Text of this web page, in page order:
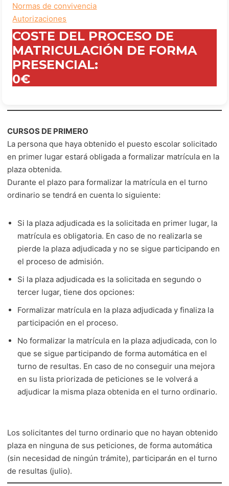
Normas de convivencia
Autorizaciones
COSTE DEL PROCESO DE
MATRICULACIÓN DE FORMA
PRESENCIAL:
0€
CURSOS DE PRIMERO
La persona que haya obtenido el puesto escolar solicitado
en primer lugar estará obligada a formalizar matrícula en la
plaza obtenida.
Durante el plazo para formalizar la matrícula en el turno
ordinario se tendrá en cuenta lo siguiente:
Si la plaza adjudicada es la solicitada en primer lugar, la
matrícula es obligatoria. En caso de no realizarla se
pierde la plaza adjudicada y no se sigue participando en
el proceso de admisión.
Si la plaza adjudicada es la solicitada en segundo o
tercer lugar, tiene dos opciones:
Formalizar matrícula en la plaza adjudicada y finaliza la
participación en el proceso.
No formalizar la matrícula en la plaza adjudicada, con lo
que se sigue participando de forma automática en el
turno de resultas. En caso de no conseguir una mejora
en su lista priorizada de peticiones se le volverá a
adjudicar la misma plaza obtenida en el turno ordinario.
Los solicitantes del turno ordinario que no hayan obtenido
plaza en ninguna de sus peticiones, de forma automática
(sin necesidad de ningún trámite), participarán en el turno
de resultas (julio).